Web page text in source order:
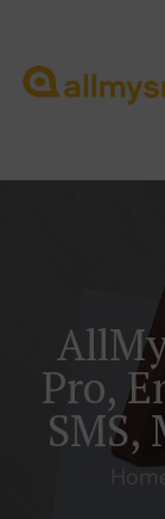
Pro,
SMS,